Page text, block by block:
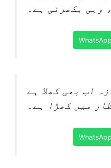
وہی بکھرتی ہے۔
WhatsApp
میں کھڑا ہے۔
WhatsApp